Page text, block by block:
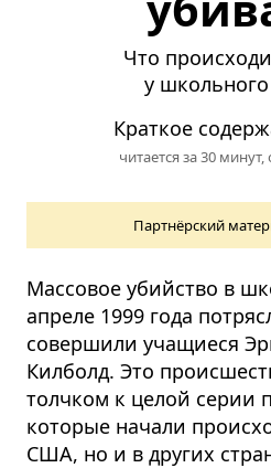
Что
у школьного
Краткое
читается за 30 минут,
Партнёрский
Массовое убийство в
апреле 1999 года
совершили учащиеся
Килболд. Это
толчком к целой серии
которые начали
США, но и в других